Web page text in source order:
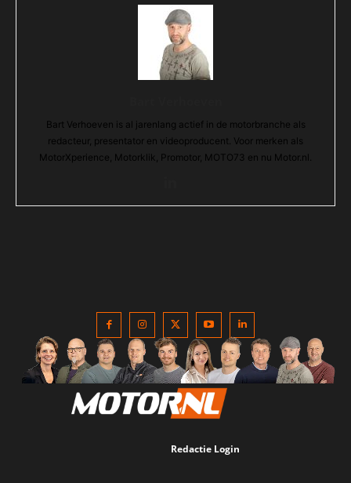
Bart Verhoeven is al jarenlang actief in de motorbranche als
redacteur, presentator en videoproducent. Voor merken als
MotorXperience, Motorklik, Promotor, MOTO73 en nu Motor.nl.
Redactie Login